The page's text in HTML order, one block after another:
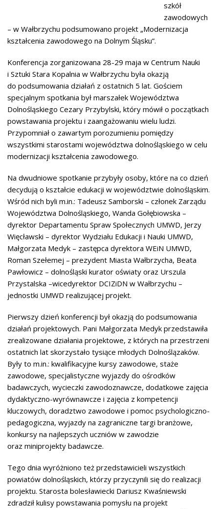
szkół
zawodowych
– w Wałbrzychu podsumowano projekt „Modernizacja
kształcenia zawodowego na Dolnym Śląsku”.
Konferencja zorganizowana 28-29 maja w Centrum Nauki
i Sztuki Stara Kopalnia w Wałbrzychu była okazją
do podsumowania działań z ostatnich 5 lat. Gościem
specjalnym spotkania był marszałek Województwa
Dolnośląskiego Cezary Przybylski, który mówił o początkach
powstawania projektu i zaangażowaniu wielu ludzi.
Przypomniał o zawartym porozumieniu pomiędzy
wszystkimi starostami województwa dolnośląskiego w celu
modernizacji kształcenia zawodowego.
Na dwudniowe spotkanie przybyły osoby, które na co dzień
decydują o kształcie edukacji w województwie dolnośląskim.
Wśród nich byli m.in.: Tadeusz Samborski – członek Zarządu
Województwa Dolnośląskiego, Wanda Gołębiowska –
dyrektor Departamentu Spraw Społecznych UMWD, Jerzy
Więcławski – dyrektor Wydziału Edukacji i Nauki UMWD,
Małgorzata Medyk – zastępca dyrektora WEiN UMWD,
Roman Szełemej – prezydent Miasta Wałbrzycha, Beata
Pawłowicz – dolnośląski kurator oświaty oraz Urszula
Przystalska –wicedyrektor DCIZiDN w Wałbrzychu –
jednostki UMWD realizującej projekt.
Pierwszy dzień konferencji był okazją do podsumowania
działań projektowych. Pani Małgorzata Medyk przedstawiła
zrealizowane działania projektowe, z których na przestrzeni
ostatnich lat skorzystało tysiące młodych Dolnoślązaków.
Były to m.in.: kwalifikacyjne kursy zawodowe, staże
zawodowe, specjalistyczne wyjazdy do ośrodków
badawczych, wycieczki zawodoznawcze, dodatkowe zajęcia
dydaktyczno-wyrównawcze i zajęcia z kompetencji
kluczowych, doradztwo zawodowe i pomoc psychologiczno-
pedagogiczna, wyjazdy na zagraniczne targi branżowe,
konkursy na najlepszych uczniów w zawodzie
oraz miniprojekty badawcze.
Tego dnia wyróżniono też przedstawicieli wszystkich
powiatów dolnośląskich, którzy przyczynili się do realizacji
projektu. Starosta bolesławiecki Dariusz Kwaśniewski
zdradził kulisy powstawania pomysłu na projekt